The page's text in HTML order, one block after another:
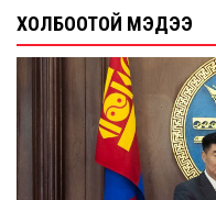
ХОЛБООТОЙ МЭДЭЭ